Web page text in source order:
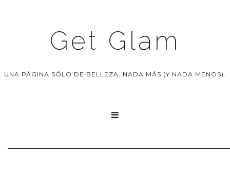
Get Glam
UNA PÁGINA SÓLO DE BELLEZA. NADA MÁS (Y NADA MENOS).
